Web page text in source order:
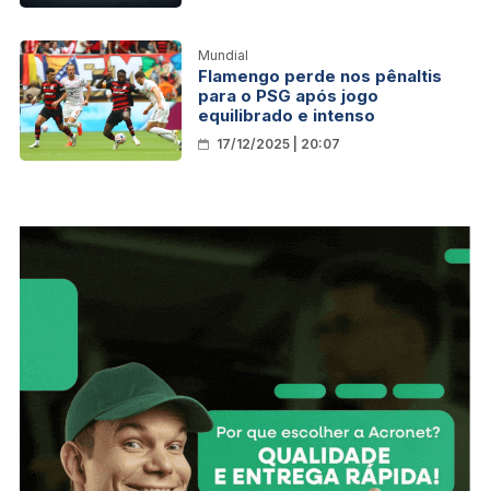
Mundial
Flamengo perde nos pênaltis
para o PSG após jogo
equilibrado e intenso
17/12/2025 | 20:07